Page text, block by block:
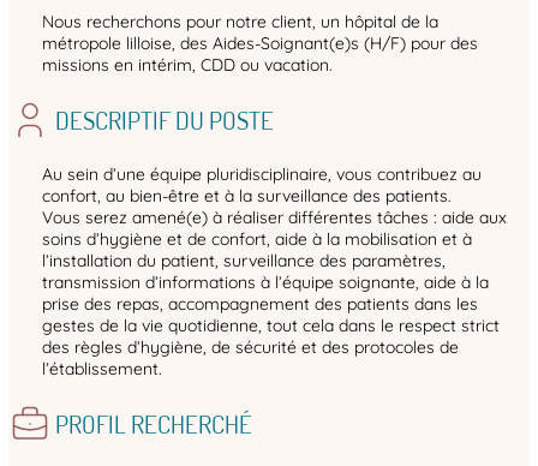
Nous recherchons pour notre client, un hôpital de la
métropole lilloise, des Aides-Soignant(e)s (H/F) pour des
missions en intérim, CDD ou vacation.
DESCRIPTIF DU POSTE
Au sein d’une équipe pluridisciplinaire, vous contribuez au
confort, au bien-être et à la surveillance des patients.
Vous serez amené(e) à réaliser différentes tâches : aide aux
soins d’hygiène et de confort, aide à la mobilisation et à
l’installation du patient, surveillance des paramètres,
transmission d’informations à l’équipe soignante, aide à la
prise des repas, accompagnement des patients dans les
gestes de la vie quotidienne, tout cela dans le respect strict
des règles d’hygiène, de sécurité et des protocoles de
l’établissement.
PROFIL RECHERCHÉ